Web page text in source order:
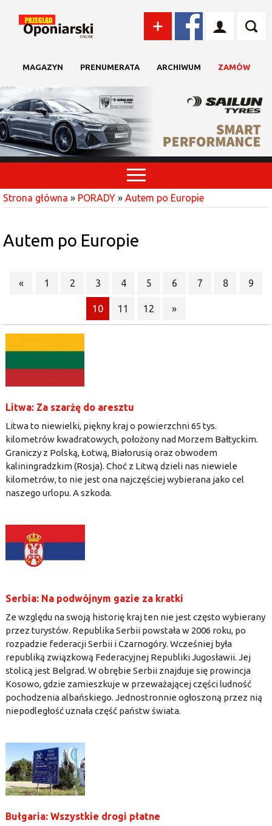
MAGAZYN PRENUMERATA ARCHIWUM ZAMÓW
Strona główna » PORADY » Autem po Europie
Autem po Europie
« 1 2 3 4 5 6 7 8 9
10 11 12 »
Litwa: Za szarżę do aresztu
Litwa to niewielki, piękny kraj o powierzchni 65 tys.
kilometrów kwadratowych, położony nad Morzem Bałtyckim.
Graniczy z Polską, Łotwą, Białorusią oraz obwodem
kaliningradzkim (Rosja). Choć z Litwą dzieli nas niewiele
kilometrów, to nie jest ona najczęściej wybierana jako cel
naszego urlopu. A szkoda.
Serbia: Na podwójnym gazie za kratki
Ze względu na swoją historię kraj ten nie jest często wybierany
przez turystów. Republika Serbii powstała w 2006 roku, po
rozpadzie federacji Serbii i Czarnogóry. Wcześniej była
republiką związkową Federacyjnej Republiki Jugosławii. Jej
stolicą jest Belgrad. W obrębie Serbii znajduje się prowincja
Kosowo, gdzie zamieszkuje w przeważającej części ludność
pochodzenia albańskiego. Jednostronnie ogłoszoną przez nią
niepodległość uznała część państw świata.
Bułgaria: Wszystkie drogi płatne